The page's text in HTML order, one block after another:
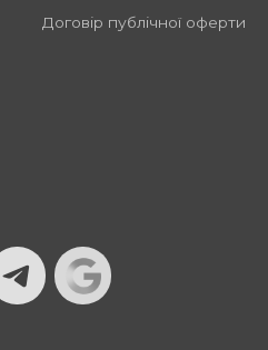
Договір публічної оферти